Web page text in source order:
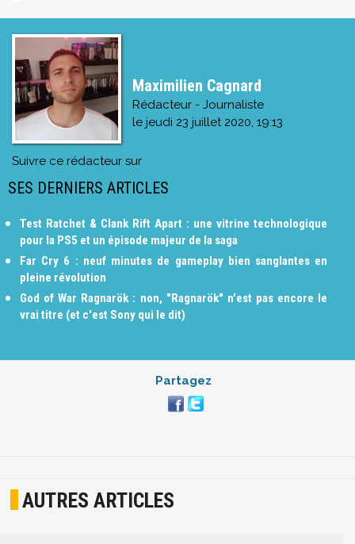
Maximilien Cagnard
Rédacteur - Journaliste
le jeudi 23 juillet 2020, 19:13
Suivre ce rédacteur sur
SES DERNIERS ARTICLES
Test Ratchet & Clank Rift Apart : une vitrine technologique
pour la PS5 et un épisode majeur de la saga
Far Cry 6 : neuf minutes de gameplay bien sanglantes en
pleine révolution
God of War Ragnarök : non, "Ragnarök" n'est pas encore le
vrai titre (et c'est Sony qui le dit)
Partagez
AUTRES ARTICLES